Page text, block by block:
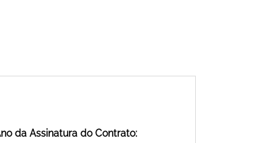
da Assinatura do Contrato: